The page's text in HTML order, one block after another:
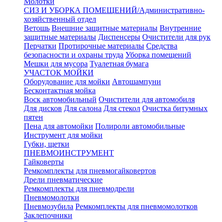
СИЗ И УБОРКА ПОМЕЩЕНИЙ/Административно-
хозяйственный отдел
Ветошь Внешние защитные материалы Внутренние
защитные материалы Диспенсеры Очистители для рук
Перчатки Протирочные материалы Средства
безопасности и охраны труда Уборка помещений
Мешки для мусора Туалетная бумага
УЧАСТОК МОЙКИ
Оборудование для мойки Автошампуни
Бесконтактная мойка
Воск автомобильный Очистители для автомобиля
Для дисков Для салона Для стекол Очистка битумных
пятен
Пена для автомойки Полироли автомобильные
Инструмент для мойки
Губки, щетки
ПНЕВМОИНСТРУМЕНТ
Гайковерты
Ремкомплекты для пневмогайковертов
Дрели пневматические
Ремкомплекты для пневмодрели
Пневмомолотки
Пневмозубила Ремкомплекты для пневмомолотков
Заклепочники